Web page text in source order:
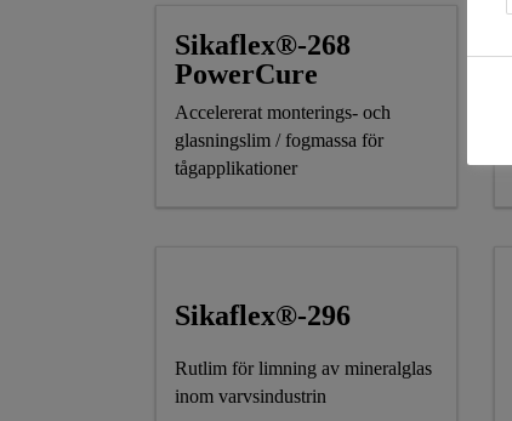
Sikaflex®-268
PowerCure
Accelererat monterings- och
glasningslim / fogmassa för
tågapplikationer
Sikaflex®-296
Rutlim för limning av mineralglas
inom varvsindustrin